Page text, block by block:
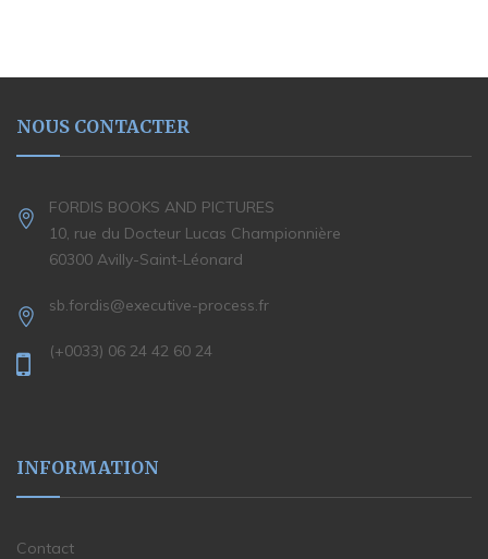
NOUS CONTACTER
FORDIS BOOKS AND PICTURES
10, rue du Docteur Lucas Championnière
60300 Avilly-Saint-Léonard
sb.fordis@executive-process.fr
(+0033) 06 24 42 60 24
INFORMATION
Contact